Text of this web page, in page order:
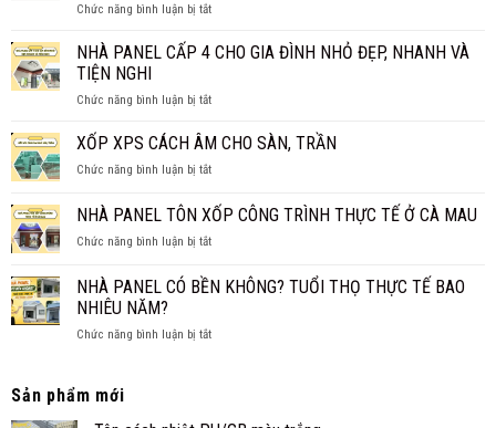
GIÁ
TIẾT
TIỀN
BÁO
NHẤT
Chức năng bình luận bị tắtở
NÊN
PANEL
NHIỆT
TRẦN
THỐNG?
NHÀ PANEL CẤP 4 CHO GIA ĐÌNH NHỎ ĐẸP, NHANH VÀ
TIỆN NGHI
Chức năng bình luận bị tắtở
PANEL
4
GIA
NHỎ
NHANH
XỐP XPS CÁCH ÂM CHO SÀN, TRẦN
Chức năng bình luận bị tắtở
XPS
CÁCH
ÂM
SÀN,
NHÀ PANEL TÔN XỐP CÔNG TRÌNH THỰC TẾ Ở CÀ MAU
Chức năng bình luận bị tắtở
PANEL
TÔN
CÔNG
NHÀ PANEL CÓ BỀN KHÔNG? TUỔI THỌ THỰC TẾ BAO
NHIÊU NĂM?
Chức năng bình luận bị tắtở
Sản phẩm mới